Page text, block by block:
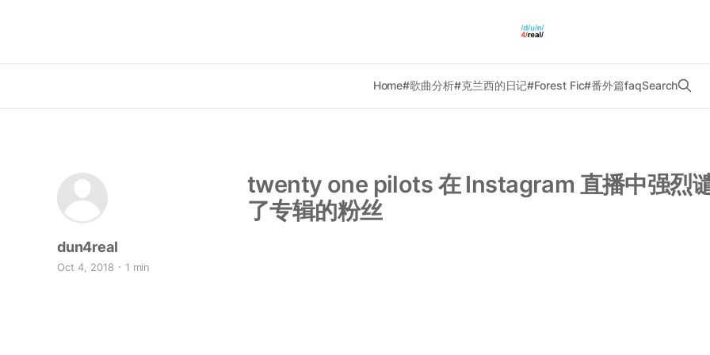
Home#歌曲分析#克兰西的日记#Forest Fic#番外篇faqSearch
twenty one pilots 在 Instagram 直播中强烈
了专辑的粉丝
dun4real
Oct 4, 2018 1 min